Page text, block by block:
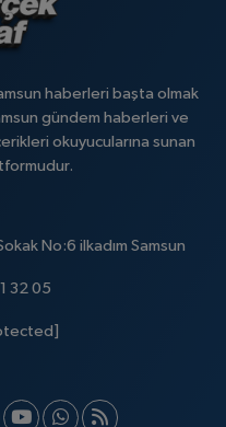
haberleri başta olmak
gündem haberleri ve
okuyucularına sunan
No:6 ilkadım Samsun
32 05